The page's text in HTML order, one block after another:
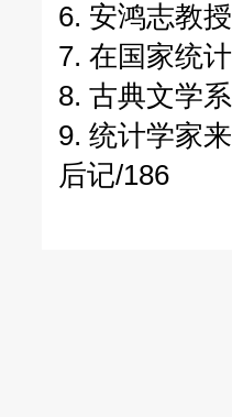
6. 安鸿志教
7. 在国家统
8. 古典文学
9. 统计学家
后记/186